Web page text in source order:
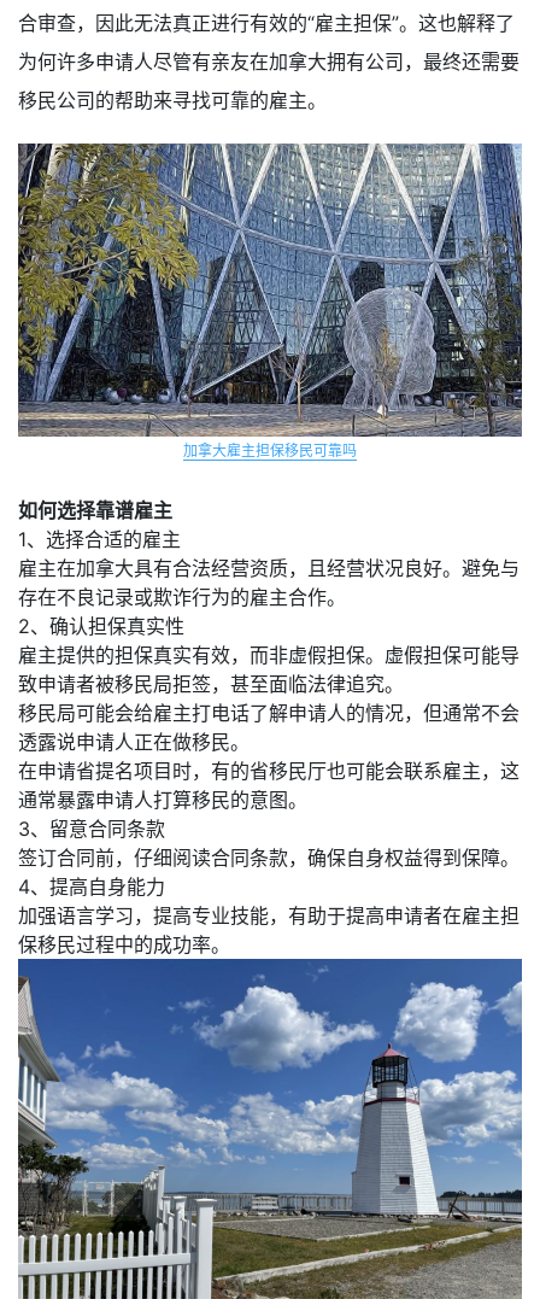
合审查，因此无法真正进行有效的“雇主担保”。这也解释了
为何许多申请人尽管有亲友在加拿大拥有公司，最终还需要
移民公司的帮助来寻找可靠的雇主。
加拿大雇主担保移民可靠吗
如何选择靠谱雇主
1、选择合适的雇主
雇主在加拿大具有合法经营资质，且经营状况良好。避免与
存在不良记录或欺诈行为的雇主合作。
2、确认担保真实性
雇主提供的担保真实有效，而非虚假担保。虚假担保可能导
致申请者被移民局拒签，甚至面临法律追究。
移民局可能会给雇主打电话了解申请人的情况，但通常不会
透露说申请人正在做移民。
在申请省提名项目时，有的省移民厅也可能会联系雇主，这
通常暴露申请人打算移民的意图。
3、留意合同条款
签订合同前，仔细阅读合同条款，确保自身权益得到保障。
4、提高自身能力
加强语言学习，提高专业技能，有助于提高申请者在雇主担
保移民过程中的成功率。